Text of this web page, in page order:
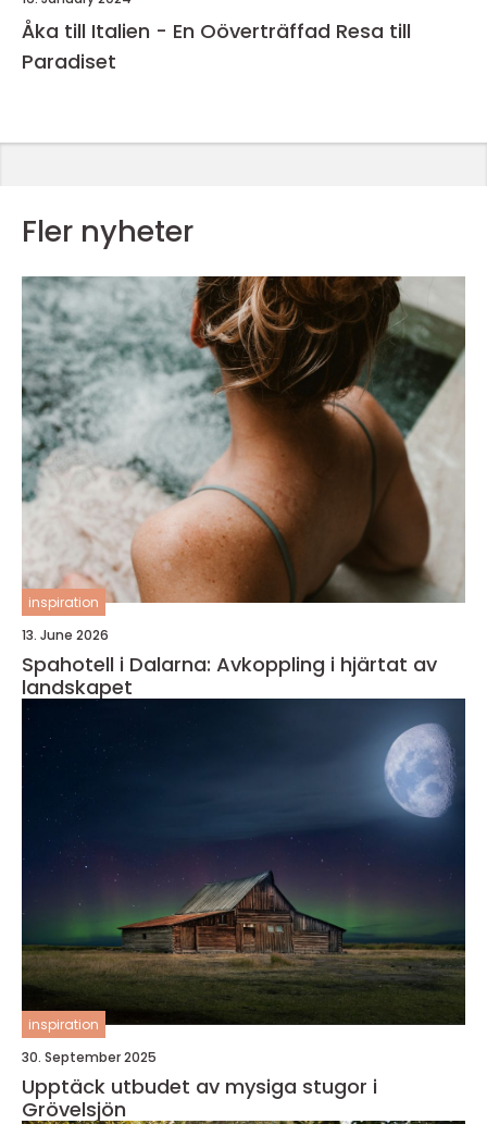
Åka till Italien - En Oöverträffad Resa till
Paradiset
Fler nyheter
inspiration
13. June 2026
Spahotell i Dalarna: Avkoppling i hjärtat av
landskapet
inspiration
30. September 2025
Upptäck utbudet av mysiga stugor i
Grövelsjön